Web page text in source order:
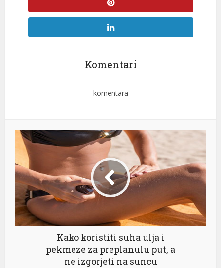
Komentari
komentara
Kako koristiti suha ulja i
pekmeze za preplanulu put, a
ne izgorjeti na suncu